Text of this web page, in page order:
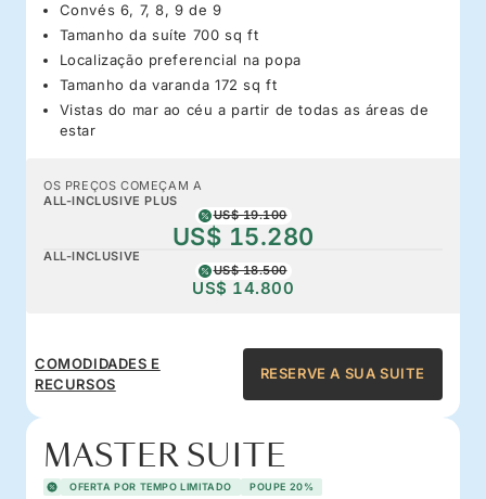
Convés 6, 7, 8, 9 de 9
Tamanho da suíte 700 sq ft
Localização preferencial na popa
Tamanho da varanda 172 sq ft
Vistas do mar ao céu a partir de todas as áreas de
estar
OS PREÇOS COMEÇAM A
ALL-INCLUSIVE PLUS
US$ 19.100
US$ 15.280
ALL-INCLUSIVE
US$ 18.500
US$ 14.800
COMODIDADES E
RECURSOS
RESERVE A SUA SUITE
MASTER SUITE
OFERTA POR TEMPO LIMITADO POUPE 20%